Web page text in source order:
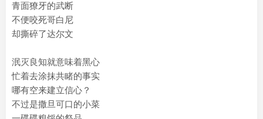
青面獠牙的武断
不便咬死哥白尼
却撕碎了达尔文
泯灭良知就意味着黑心
忙着去涂抹共睹的事实
哪有空来建立信心？
不过是撒旦可口的小菜